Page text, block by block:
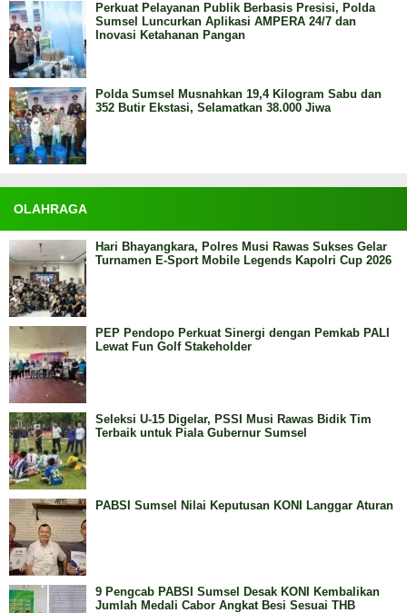
Perkuat Pelayanan Publik Berbasis Presisi, Polda
Sumsel Luncurkan Aplikasi AMPERA 24/7 dan
Inovasi Ketahanan Pangan
Polda Sumsel Musnahkan 19,4 Kilogram Sabu dan
352 Butir Ekstasi, Selamatkan 38.000 Jiwa
OLAHRAGA
Hari Bhayangkara, Polres Musi Rawas Sukses Gelar
Turnamen E-Sport Mobile Legends Kapolri Cup 2026
PEP Pendopo Perkuat Sinergi dengan Pemkab PALI
Lewat Fun Golf Stakeholder
Seleksi U-15 Digelar, PSSI Musi Rawas Bidik Tim
Terbaik untuk Piala Gubernur Sumsel
PABSI Sumsel Nilai Keputusan KONI Langgar Aturan
9 Pengcab PABSI Sumsel Desak KONI Kembalikan
Jumlah Medali Cabor Angkat Besi Sesuai THB